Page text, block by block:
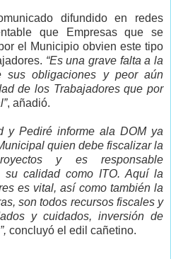
difundido en redes
que Empresas que se
el Municipio obvien este tipo
“Es una grave falta a la
sus obligaciones y peor aún
de los Trabajadores que por
, añadió.
y Pediré informe ala DOM ya
quien debe fiscalizar la
y es responsable
su calidad como ITO. Aquí la
es vital, así como también la
son todos recursos fiscales y
y cuidados, inversión de
concluyó el edil cañetino.